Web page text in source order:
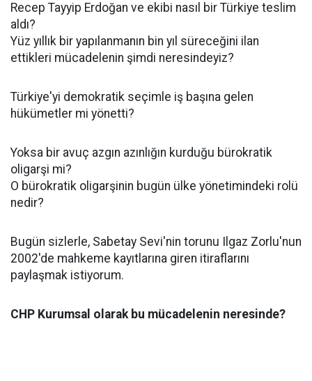
Recep Tayyip Erdoğan ve ekibi nasıl bir Türkiye teslim
aldı?
Yüz yıllık bir yapılanmanın bin yıl süreceğini ilan
ettikleri mücadelenin şimdi neresindeyiz?
Türkiye'yi demokratik seçimle iş başına gelen
hükümetler mi yönetti?
Yoksa bir avuç azgın azınlığın kurduğu bürokratik
oligarşi mi?
O bürokratik oligarşinin bugün ülke yönetimindeki rolü
nedir?
Bugün sizlerle, Sabetay Sevi'nin torunu Ilgaz Zorlu'nun
2002'de mahkeme kayıtlarına giren itiraflarını
paylaşmak istiyorum.
CHP Kurumsal olarak bu mücadelenin neresinde?